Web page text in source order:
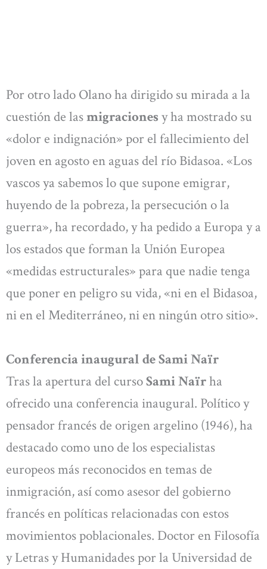
Por otro lado Olano ha dirigido su mirada a la
cuestión de lasmigraciones y ha mostrado su
«dolor e indignación» por el fallecimiento del
joven en agosto en aguas del río Bidasoa. «Los
vascos ya sabemos lo que supone emigrar,
huyendo de la pobreza, la persecución o la
guerra», ha recordado, y ha pedido a Europa y a
los estados que forman la Unión Europea
«medidas estructurales» para que nadie tenga
que poner en peligro su vida, «ni en el Bidasoa,
ni en el Mediterráneo, ni en ningún otro sitio».
Conferencia inaugural de Sami Naïr
Tras la apertura del cursoSami Naïrha
ofrecido una conferencia inaugural. Político y
pensador francés de origen argelino (1946), ha
destacado como uno de los especialistas
europeos más reconocidos en temas de
inmigración, así como asesor del gobierno
francés en políticas relacionadas con estos
movimientos poblacionales. Doctor en Filosofía
y Letras y Humanidades por la Universidad de